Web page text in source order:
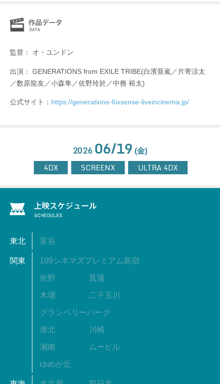
監督： オ・ユンドン
出演： GENERATIONS from EXILE TRIBE(白濱亜嵐／片寄涼太
／数原龍友／小森隼／佐野玲於／中務 裕太)
公式サイト： https://generations-6ixsense-liveincinema.jp/
2026 06/19 (金)
4DX SCREENX ULTRA 4DX
東北 富谷
関東 109シネマズプレミアム新宿
佐野 菖蒲
木場 二子玉川
グランベリーパーク
港北 川崎
湘南 ムービル
ゆめが丘